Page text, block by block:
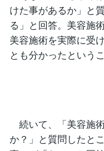
けた事があるか」と
る」と回答。美容施
美容施術を実際に受
とも分かったというこ
続いて、「美容施
か？」と質問したと